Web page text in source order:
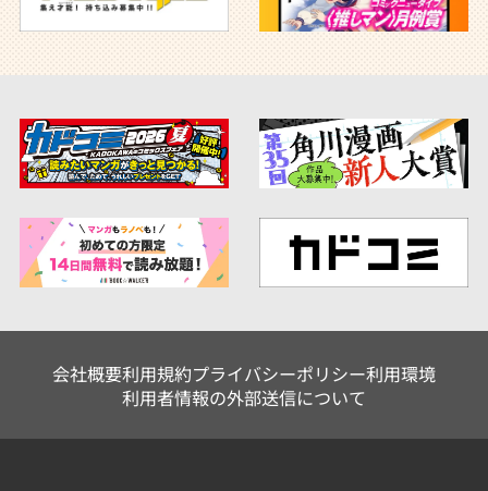
会社概要利用規約プライバシーポリシー利用環境
利用者情報の外部送信について